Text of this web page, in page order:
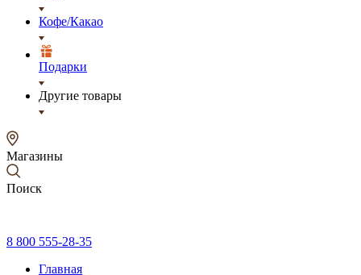
Кофе/Какао
Подарки
Другие товары
Магазины
Поиск
8 800 555-28-35
Главная